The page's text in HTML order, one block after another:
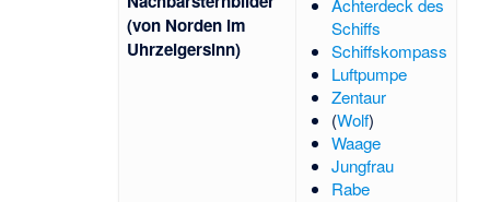
(von Norden im
Uhrzeigersinn)
Achterdeck des
Schiffs
Schiffskompass
Luftpumpe
Zentaur
(Wolf)
Waage
Jungfrau
Rabe